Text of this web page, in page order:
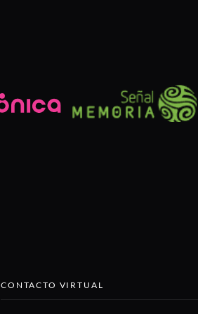
CONTACTO VIRTUAL